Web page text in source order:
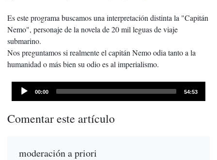
Es este programa buscamos una interpretación distinta la "Capitán
Nemo", personaje de la novela de 20 mil leguas de viaje
submarino.
Nos preguntamos si realmente el capitán Nemo odia tanto a la
humanidad o más bien su odio es al imperialismo.
Audio
Current
00:00
Total
54:53
Comentar este artículo
moderación a priori